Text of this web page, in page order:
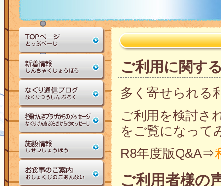
ご利用に関す
多く寄せられる
ご利用を検討さ
をご覧になって
R8年度版Q&A⇒
ご利用者様の